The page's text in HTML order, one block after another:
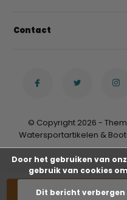
+
Contact
© Copyright 2026 -
Watersportartikelen &
Door het gebruiken van
gebruik van cookies
Dit bericht verbergen